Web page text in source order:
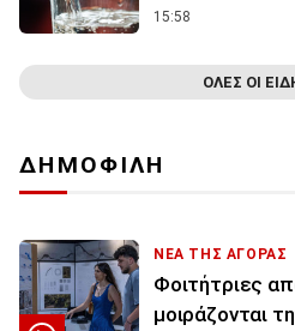
15:58
ΟΛΕΣ ΟΙ
ΔΗΜΟΦΙΛΗ
ΝΕΑ ΤΗΣ ΑΓΟΡΑΣ
Φοιτήτριες
μοιράζονται